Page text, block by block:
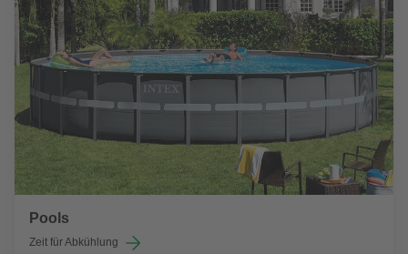
Pools
Zeit für Abkühlung